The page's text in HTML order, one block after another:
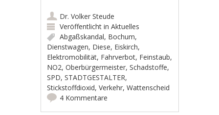
Dr. Volker Steude
Veröffentlicht inAktuelles
Abgaßskandal, Bochum,
Dienstwagen, Diese, Eiskirch,
Elektromobilität, Fahrverbot, Feinstaub,
NO2,Oberbürgermeister,Schadstoffe,
SPD,STADTGESTALTER,
Stickstoffdioxid,Verkehr,Wattenscheid
4 Kommentare